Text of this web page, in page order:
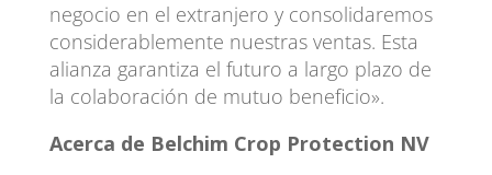
negocio en el extranjero y consolidaremos
considerablemente nuestras ventas. Esta
alianza garantiza el futuro a largo plazo de
la colaboración de mutuo beneficio».
Acerca de Belchim Crop Protection NV